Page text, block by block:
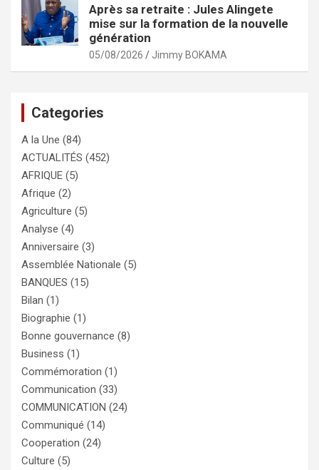
Après sa retraite : Jules Alingete
mise sur la formation de la nouvelle
génération
05/08/2026 Jimmy BOKAMA
Categories
A la Une (84)
ACTUALITÉS (452)
AFRIQUE (5)
Afrique (2)
Agriculture (5)
Analyse (4)
Anniversaire (3)
Assemblée Nationale (5)
BANQUES (15)
Bilan (1)
Biographie (1)
Bonne gouvernance (8)
Business (1)
Commémoration (1)
Communication (33)
COMMUNICATION (24)
Communiqué (14)
Cooperation (24)
Culture (5)